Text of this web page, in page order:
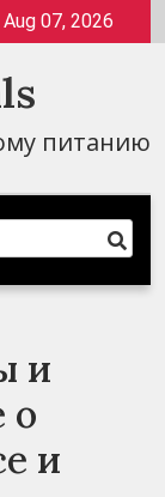
Aug 07, 2026
питанию
и
о
и